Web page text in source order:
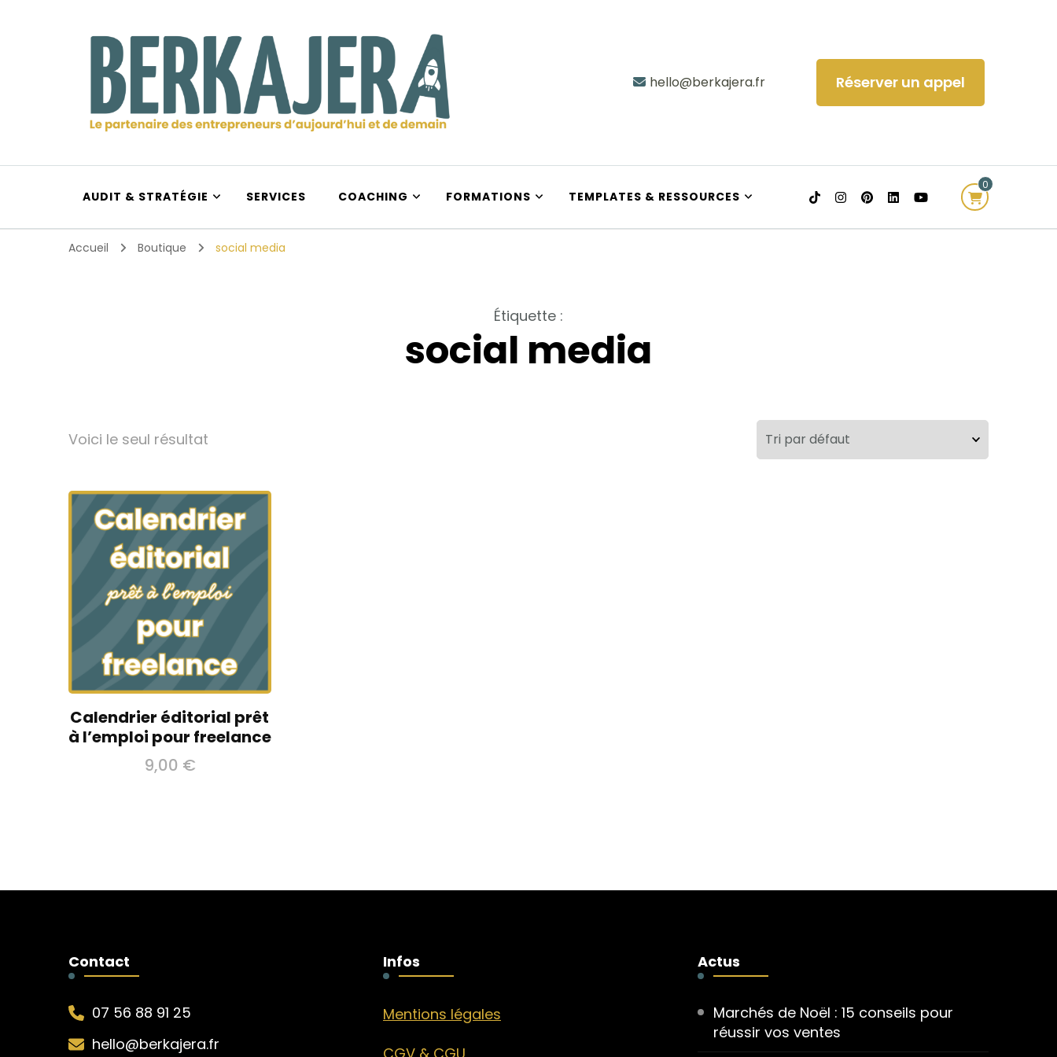
Berkajera
hello@berkajera.fr Réserver un appel
AUDIT & STRATÉGIE SERVICES COACHING FORMATIONS TEMPLATES & RESSOURCES
0
Accueil Boutique social media
Étiquette :
social media
Voici le seul résultat
Calendrier éditorial prêt
à l’emploi pour freelance
9,00 €
Contact
07 56 88 91 25
hello@berkajera.fr
Infos
Mentions légales
Actus
Marchés de Noël : 15 conseils pour
réussir vos ventes